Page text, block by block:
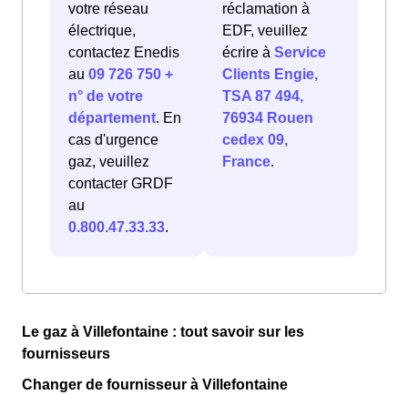
votre réseau
électrique,
contactez Enedis
au 09 726 750 +
n° de votre
département. En
cas d'urgence
gaz, veuillez
contacter GRDF
au
0.800.47.33.33.
réclamation à
EDF, veuillez
écrire à Service
Clients Engie,
TSA 87 494,
76934 Rouen
cedex 09,
France.
Le gaz à Villefontaine : tout savoir sur les
fournisseurs
Changer de fournisseur à Villefontaine